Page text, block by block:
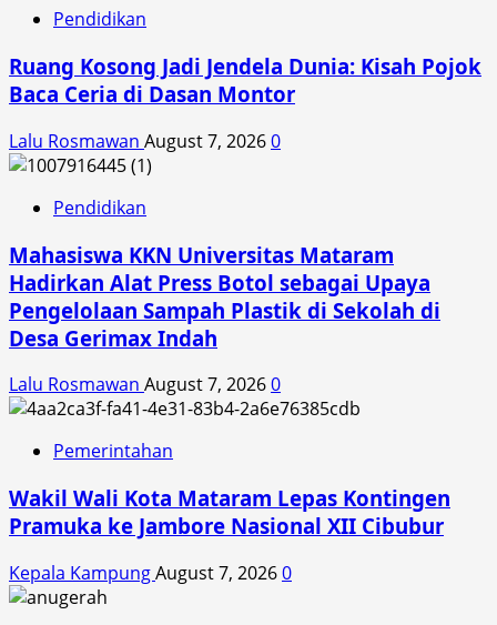
Pendidikan
Ruang Kosong Jadi Jendela Dunia: Kisah Pojok
Baca Ceria di Dasan Montor
Lalu Rosmawan August 7, 20260
Pendidikan
Mahasiswa KKN Universitas Mataram
Hadirkan Alat Press Botol sebagai Upaya
Pengelolaan Sampah Plastik di Sekolah di
Desa Gerimax Indah
Lalu Rosmawan August 7, 20260
Pemerintahan
Wakil Wali Kota Mataram Lepas Kontingen
Pramuka ke Jambore Nasional XII Cibubur
Kepala KampungAugust 7, 20260